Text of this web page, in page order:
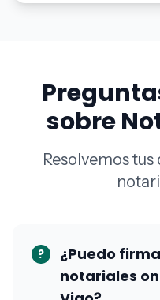
sobre
Resolvemos
?
¿Puedo
notariales